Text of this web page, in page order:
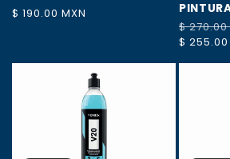
Precio
$ 190.00 MXN
Precio
habitual
$ 270.00
$ 255.00